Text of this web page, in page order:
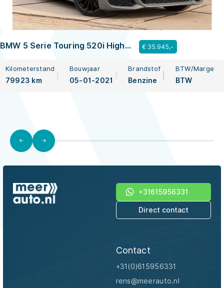
BMW 5 Serie Touring 520i High
HUD l H/K l 360 CAMERA l
ORG.NL l ORG.NL l NAP l BTW
€ 35.945,-
Kilometerstand
79923 km
Bouwjaar
05-01-2021
Brandstof
Benzine
BTW/Marge
BTW
Direct contact
+31615956331
Contact
+31(0)615956331
rens@meerauto.nl